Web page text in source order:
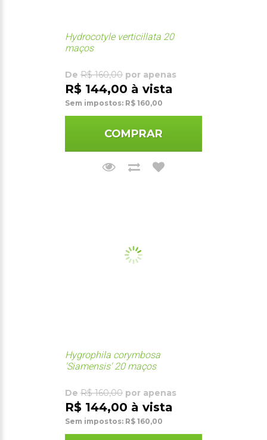
Hydrocotyle verticillata 20
maços
De R$ 160,00 por apenas
R$ 144,00 à vista
Sem impostos: R$ 160,00
COMPRAR
Hygrophila corymbosa
'Siamensis' 20 maços
De R$ 160,00 por apenas
R$ 144,00 à vista
Sem impostos: R$ 160,00